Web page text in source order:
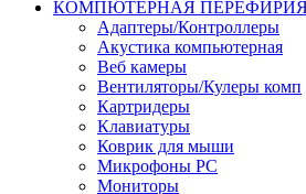
КОМПЮТЕРНАЯ
Адаптеры/Контроллеры
Акустика компьютерная
Веб камеры
Вентиляторы/Кулеры комп
Картридеры
Клавиатуры
Коврик для мыши
Микрофоны PC
Мониторы